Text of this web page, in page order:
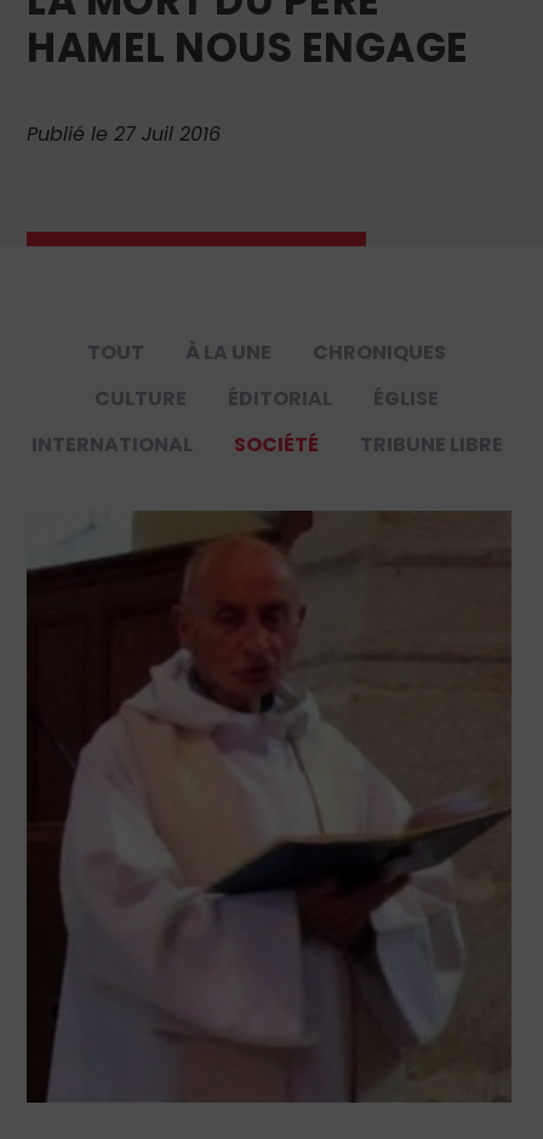
HAMEL NOUS ENGAGE
Publié le 27 Juil 2016
TOUT À LA UNE
CHRONIQUES
CULTURE
ÉDITORIAL
ÉGLISE
INTERNATIONAL
SOCIÉTÉ TRIBUNE LIBRE